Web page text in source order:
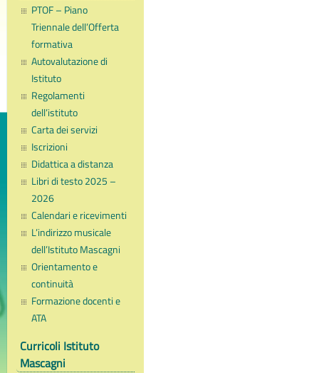
PTOF – Piano
Triennale dell’Offerta
formativa
Autovalutazione di
Istituto
Regolamenti
dell’istituto
Carta dei servizi
Iscrizioni
Didattica a distanza
Libri di testo 2025 –
2026
Calendari e ricevimenti
L’indirizzo musicale
dell’Istituto Mascagni
Orientamento e
continuità
Formazione docenti e
ATA
Curricoli Istituto
Mascagni